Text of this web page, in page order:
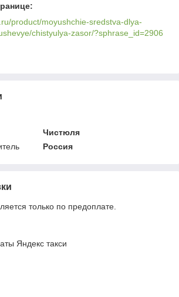
product/moyushchie-sredstva-dlya-
chistyulya-zasor/?sphrase_id=2906
Чистюля
Россия
только по предоплате.
Яндекс такси